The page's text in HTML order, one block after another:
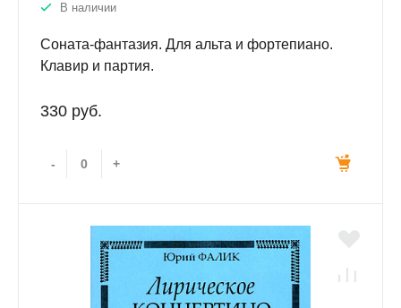
В наличии
Соната-фантазия. Для альта и фортепиано.
Клавир и партия.
330 руб.
- +